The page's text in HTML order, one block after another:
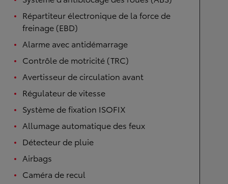
Répartiteur électronique de la force de
freinage (EBD)
Alarme avec antidémarrage
Contrôle de motricité (TRC)
Avertisseur de circulation avant
Régulateur de vitesse
Système de fixation ISOFIX
Allumage automatique des feux
Détecteur de pluie
Airbags
Caméra de recul